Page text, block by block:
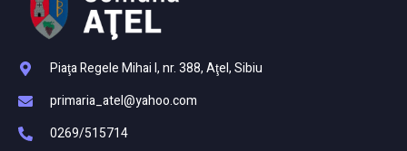
Piaţa Regele Mihai I, nr. 388, Aţel, Sibiu
primaria_atel@yahoo.com
0269/515714